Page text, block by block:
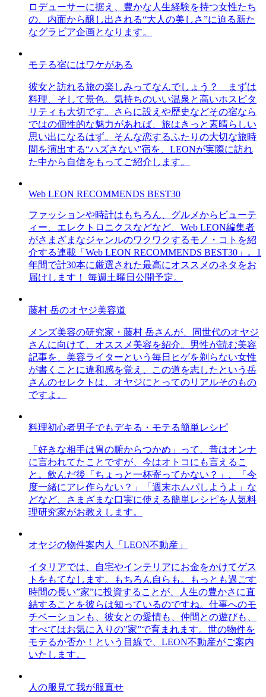
ロデューサーに据え、豊かな人生経験を持つ女性たち
の、内面から醸し出される“大人の美しさ”に迫る新た
なグラビア企画となります。
モテる宿にはワケがある
彼女と訪れる旅の楽しみってなんでしょう？ まずは
料理、そして景色。気持ちのいい温泉と高いホスピタ
リティも大切です。さらに設えや歴史などその宿なら
ではの個性的な魅力があれば、旅はきっと素晴らしい
思い出になるはず。そんな恋するふたりの大切な旅時
間を演出する“ハズさない”宿を、LEONが実際に訪れ
た中から自信をもってご紹介します。
Web LEON RECOMMENDS BEST30
ファッションや時計はもちろん、グルメからビューテ
ィー、エレクトロニクスなどなど、Web LEON編集者
がさまざまなジャンルのワクワクするモノ・コトを紹
介する連載「Web LEON RECOMMENDS BEST30」。1
年間で計30本に厳選された最高にオススメのネタをお
届けします！ 毎週土曜日公開予定。
藤村 岳のオヤジ美容道
メンズ美容の研究家・藤村 岳さんが、同世代のオヤジ
さんに向けて、オススメ美容を紹介。男性が読む美容
記事を、美容ライターという毎日ヒゲを剃らない女性
が書くことに違和感を覚え、この道を志したという岳
さんのセレクトは、オヤジにとってのリアルそのもの
ですよ。
料理初心者男子でもデキる・モテる簡単レシピ
「好きな相手は胃の腑からつかめ」って、昔はオンナ
に言われてたことですが、今はオトコにも言えるこ
と。飲んだ後「ちょっと一杯寄ってかない？」、「今
度一緒にアレ作らない？」「週末ホムパしようよ」な
どなど、さまざまな口実に使える簡単レシピを人気料
理研究家がお教えします。
オヤジの物件案内人「LEON不動産」
イタリアでは、自宅やインテリアにお金をかけてゲス
トをもてなします。もちろん自らも。もっとも過ごす
時間の長い”家”に投資することが、人生の豊かさに直
結することを彼らは知っているのですね。仕事へのモ
チベーションも、彼女との愛情も、仲間との遊びも、
すべてはお気に入りの”家”で育まれます。世の物件を
モテるか否か！という目線で、LEON不動産がご案内
いたします。
人の服見て我が服直せ